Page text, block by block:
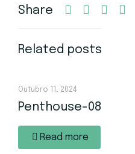
Share
Related posts
Outubro 11, 2024
Penthouse-08
Read more